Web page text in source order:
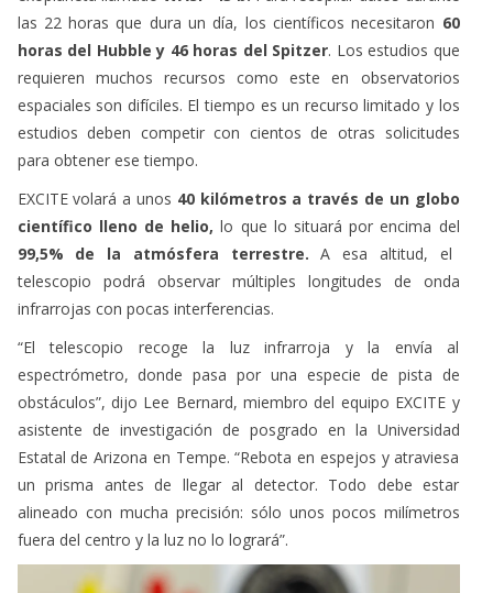
las 22 horas que dura un día, los científicos necesitaron 60
horas del Hubble y 46 horas del Spitzer. Los estudios que
requieren muchos recursos como este en observatorios
espaciales son difíciles. El tiempo es un recurso limitado y los
estudios deben competir con cientos de otras solicitudes
para obtener ese tiempo.
EXCITE volará a unos 40 kilómetros a través de un globo
científico lleno de helio, lo que lo situará por encima del
99,5% de la atmósfera terrestre. A esa altitud, el
telescopio podrá observar múltiples longitudes de onda
infrarrojas con pocas interferencias.
“El telescopio recoge la luz infrarroja y la envía al
espectrómetro, donde pasa por una especie de pista de
obstáculos”, dijo Lee Bernard, miembro del equipo EXCITE y
asistente de investigación de posgrado en la Universidad
Estatal de Arizona en Tempe. “Rebota en espejos y atraviesa
un prisma antes de llegar al detector. Todo debe estar
alineado con mucha precisión: sólo unos pocos milímetros
fuera del centro y la luz no lo logrará”.